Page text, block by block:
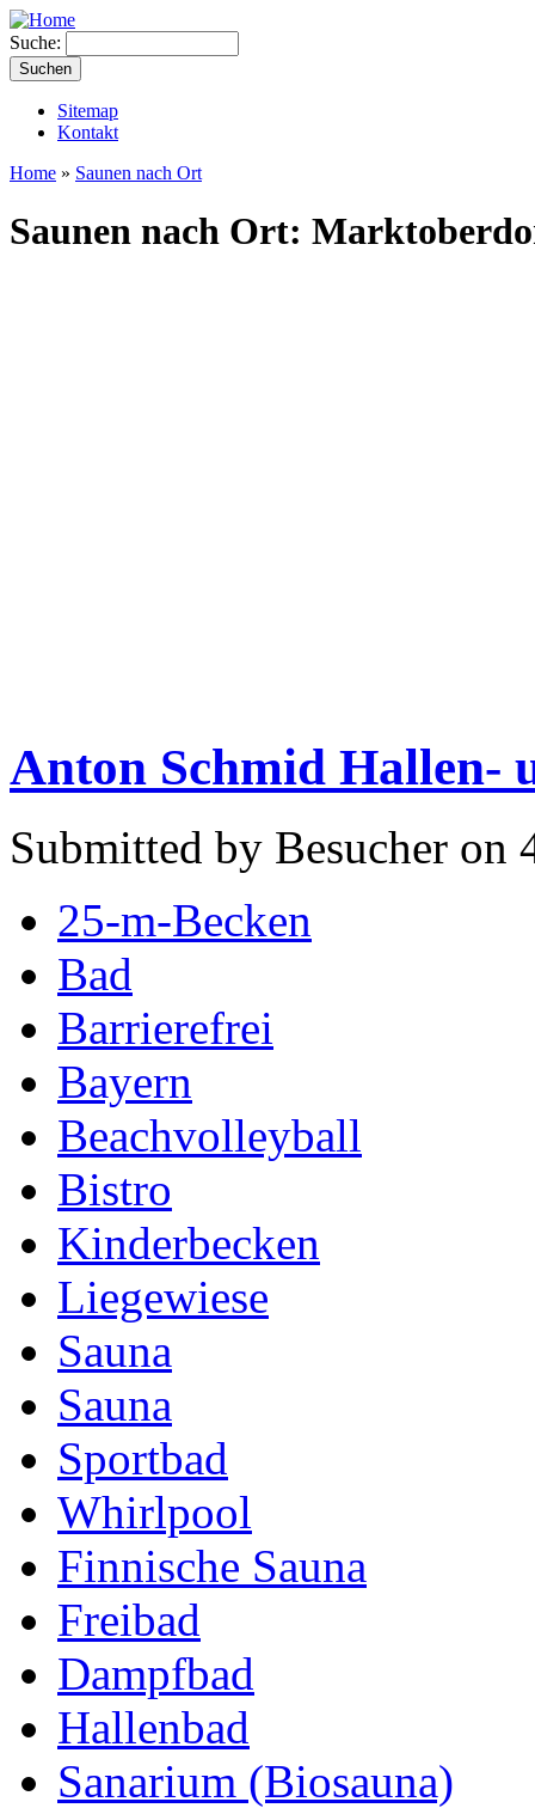
Suche:
Sitemap
Kontakt
Home » Saunen nach Ort
Saunen nach Ort:
Anton Schmid Hallen-
Submitted by Besucher on
25-m-Becken
Bad
Barrierefrei
Bayern
Beachvolleyball
Bistro
Kinderbecken
Liegewiese
Sauna
Sauna
Sportbad
Whirlpool
Finnische Sauna
Freibad
Dampfbad
Hallenbad
Sanarium (Biosauna)